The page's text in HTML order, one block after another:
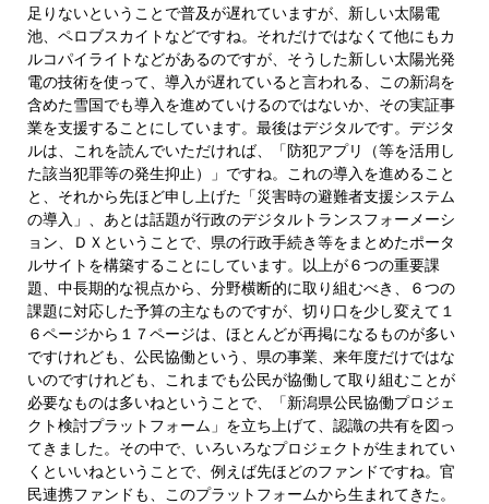
足りないということで普及が遅れていますが、新しい太陽電
池、ペロブスカイトなどですね。それだけではなくて他にもカ
ルコパイライトなどがあるのですが、そうした新しい太陽光発
電の技術を使って、導入が遅れていると言われる、この新潟を
含めた雪国でも導入を進めていけるのではないか、その実証事
業を支援することにしています。最後はデジタルです。デジタ
ルは、これを読んでいただければ、「防犯アプリ（等を活用し
た該当犯罪等の発生抑止）」ですね。これの導入を進めること
と、それから先ほど申し上げた「災害時の避難者支援システム
の導入」、あとは話題が行政のデジタルトランスフォーメーシ
ョン、ＤＸということで、県の行政手続き等をまとめたポータ
ルサイトを構築することにしています。以上が６つの重要課
題、中長期的な視点から、分野横断的に取り組むべき、６つの
課題に対応した予算の主なものですが、切り口を少し変えて１
６ページから１７ページは、ほとんどが再掲になるものが多い
ですけれども、公民協働という、県の事業、来年度だけではな
いのですけれども、これまでも公民が協働して取り組むことが
必要なものは多いねということで、「新潟県公民協働プロジェ
クト検討プラットフォーム」を立ち上げて、認識の共有を図っ
てきました。その中で、いろいろなプロジェクトが生まれてい
くといいねということで、例えば先ほどのファンドですね。官
民連携ファンドも、このプラットフォームから生まれてきた。